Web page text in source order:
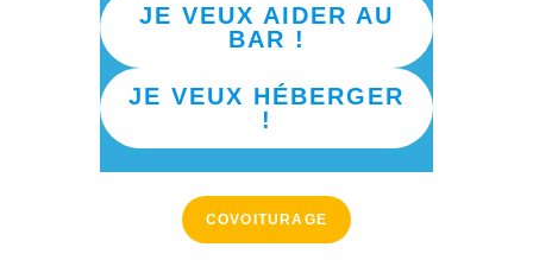
JE VEUX AIDER AU
BAR !
JE VEUX HÉBERGER
!
COVOITURAGE